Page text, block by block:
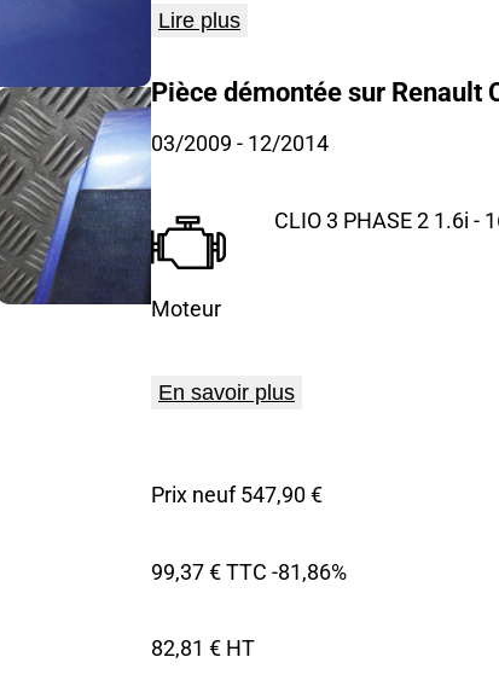
Lire plus
Pièce démontée sur Renault
03/2009 - 12/2014
Moteur
CLIO 3 PHASE 2 1.6i -
En savoir plus
Prix neuf 547,90 €
99,37 € TTC -81,86%
82,81 € HT